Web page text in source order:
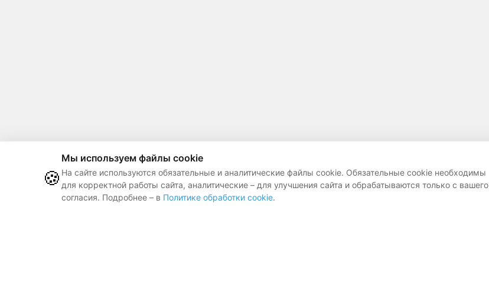
🍪
Мы используем файлы cookie
На сайте используются обязательные и аналитические файлы cookie. Обязательные cookie необходимы
для корректной работы сайта, аналитические – для улучшения сайта и обрабатываются только с вашего
согласия. Подробнее – в Политике обработки cookie.